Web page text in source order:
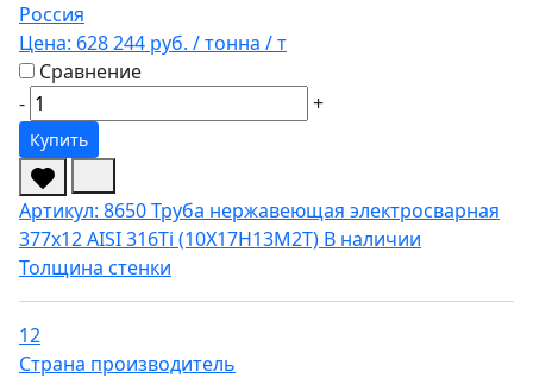
Россия
Цена: 628 244 руб. / тонна / т
Сравнение
-
+
Купить
Артикул: 8650Труба нержавеющая электросварная
377х12 AISI 316Ti (10Х17Н13М2Т) В наличии
Толщина стенки
12
Страна производитель